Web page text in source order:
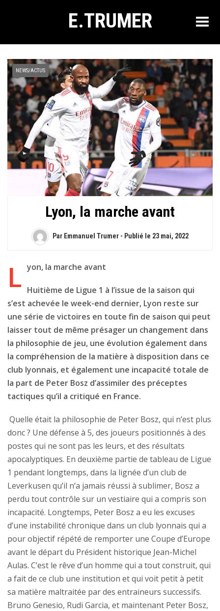
E.TRUMER
NEWS/ACTUS
Lyon, la marche avant
Par Emmanuel Trumer - Publié le 23 mai, 2022
L yon, la marche avant
Huitième de Ligue 1 à l’issue de la saison qui
s’est achevée le week-end dernier, Lyon reste sur
une série de victoires en toute fin de saison qui peut
laisser tout de même présager un changement dans
la philosophie de jeu, une évolution également dans
la compréhension de la matière à disposition dans ce
club lyonnais, et également une incapacité totale de
la part de Peter Bosz d’assimiler des préceptes
tactiques qu’il a critiqué en France.
Quelle était la philosophie de Peter Bosz, qui n’est plus
donc ? Une défense à 5, des joueurs positionnés à des
postes qui ne sont pas les leurs, et des résultats
apocalyptiques. En deuxième partie de tableau de Ligue
1 pendant longtemps, dans la lignée d’un club de
Leverkusen qu’il n’a jamais réussi à sublimer, Bosz a
perdu tout contrôle sur un vestiaire qui a compris son
incapacité. Longtemps, Peter Bosz a eu les excuses
d’une instabilité chronique dans un club lyonnais qui a
pour objectif répété de remporter une Coupe d’Europe
avant le départ du Président historique Jean-Michel
Aulas. C’est le rêve d’un homme qui a tout construit, qui
a fait de ce club une institution et qui voit petit à petit
sa matière maltraitée par des entraineurs successifs.
Bruno Genesio, Rudi Garcia, et maintenant Peter Bosz,